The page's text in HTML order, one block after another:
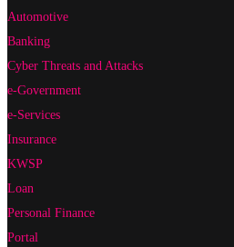
Automotive
Banking
Cyber Threats and Attacks
e-Government
e-Services
Insurance
KWSP
Loan
Personal Finance
Portal